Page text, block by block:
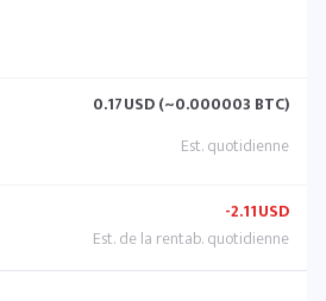
0.17USD (~0.000003 BTC)
-2.11USD